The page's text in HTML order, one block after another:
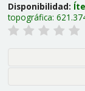
Disponibilidad:
topográfica: